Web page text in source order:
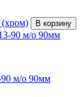
В корзину
м/о 90мм